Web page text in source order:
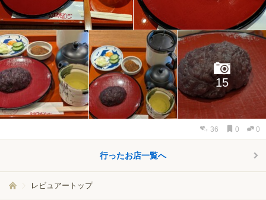
15
36 0 0
行ったお店一覧へ
レビュアートップ